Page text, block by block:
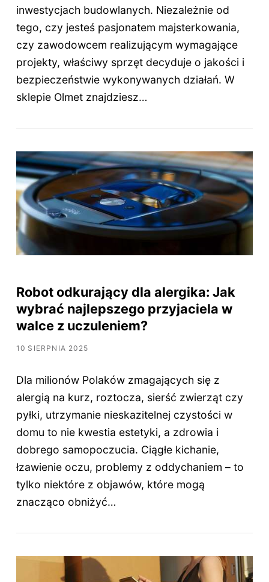
inwestycjach budowlanych. Niezależnie od
tego, czy jesteś pasjonatem majsterkowania,
czy zawodowcem realizującym wymagające
projekty, właściwy sprzęt decyduje o jakości i
bezpieczeństwie wykonywanych działań. W
sklepie Olmet znajdziesz…
Robot odkurający dla alergika: Jak
wybrać najlepszego przyjaciela w
walce z uczuleniem?
10 SIERPNIA 2025
Dla milionów Polaków zmagających się z
alergią na kurz, roztocza, sierść zwierząt czy
pyłki, utrzymanie nieskazitelnej czystości w
domu to nie kwestia estetyki, a zdrowia i
dobrego samopoczucia. Ciągłe kichanie,
łzawienie oczu, problemy z oddychaniem – to
tylko niektóre z objawów, które mogą
znacząco obniżyć…